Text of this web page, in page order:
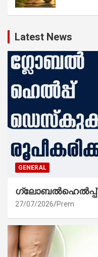
Latest News
GENERAL
ഗ്ലോബൽഹെൽപ്പ്
27/07/2026 Prem